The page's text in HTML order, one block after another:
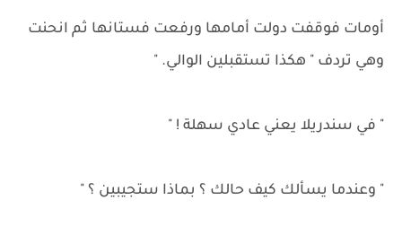
أومات فوقفت دولت أمامها ورفعت فستانها ثم انحنت
وهي تردف " هكذا تستقبلين الوالي. "
" في سندريلا يعني عادي سهلة ! "
" وعندما يسألك كيف حالك ؟ بماذا ستجيبين ؟ "